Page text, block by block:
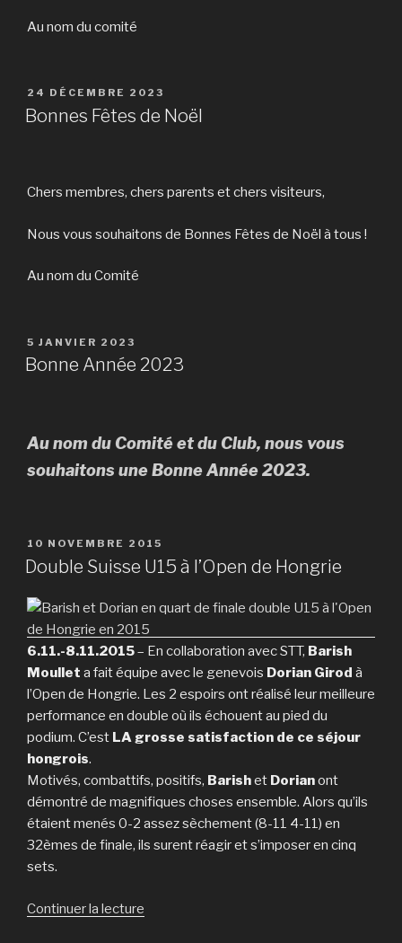
Au nom du comité
PUBLIÉ
LE
24 DÉCEMBRE 2023
Bonnes Fêtes de Noël
Chers membres, chers parents et chers visiteurs,
Nous vous souhaitons de Bonnes Fêtes de Noël à tous !
Au nom du Comité
PUBLIÉ
LE
5 JANVIER 2023
Bonne Année 2023
Au nom du Comité et du Club, nous vous
souhaitons une Bonne Année 2023.
PUBLIÉ
LE
10 NOVEMBRE 2015
Double Suisse U15 à l’Open de Hongrie
6.11.-8.11.2015– En collaboration avec STT, Barish
Moullet a fait équipe avec le genevois Dorian Girod à
l’Open de Hongrie. Les 2 espoirs ont réalisé leur meilleure
performance en double où ils échouent au pied du
podium. C’est LA grosse satisfaction de ce séjour
hongrois.
Motivés, combattifs, positifs, Barishet Dorianont
démontré de magnifiques choses ensemble. Alors qu’ils
étaient menés 0-2 assez sèchement (8-11 4-11) en
32èmes de finale, ils surent réagir et s’imposer en cinq
sets.
Continuer la lecture